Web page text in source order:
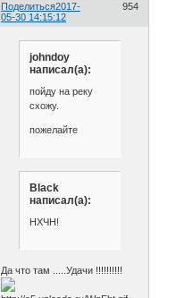
Поделиться 954
2017-
05-30 14:15:12
johndoy
написал(а):
пойду на реку
схожу.
пожелайте
Black
написал(а):
НХЧН!
Да что там .....Удачи !!!!!!!!!!